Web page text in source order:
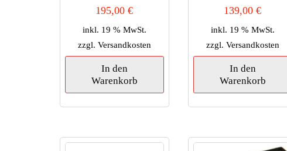
195,00€
inkl. 19 % MwSt.
zzgl. Versandkosten
In den
Warenkorb
139,00€
inkl. 19 % MwSt.
zzgl. Versandkosten
In den
Warenkorb